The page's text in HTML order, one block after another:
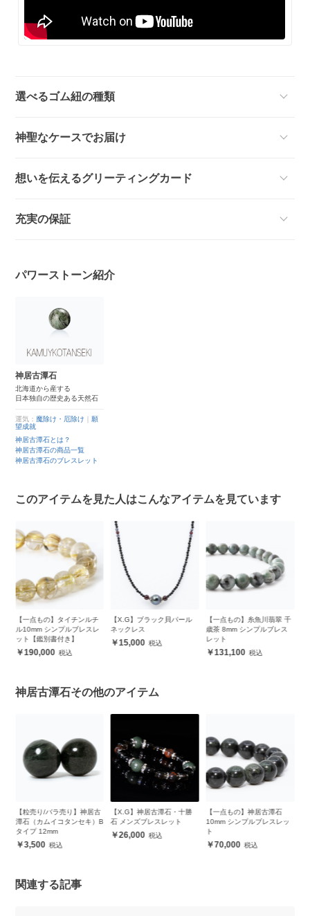
選べるゴム紐の種類
神聖なケースでお届け
想いを伝えるグリーティングカード
充実の保証
パワーストーン紹介
神居古潭石
北海道から産する
日本独自の歴史ある天然石
運気： 魔除け・厄除け
願
望成就
神居古潭石とは？
神居古潭石の商品一覧
神居古潭石のブレスレット
このアイテムを見た人はこんなアイテムを見ています
【一点もの】タイチンルチ
ル10mm シンプルブレスレ
ット【鑑別書付き】
190,000
【X.G】ブラック貝パール
ネックレス
15,000
【一点もの】糸魚川翡翠 千
歳茶 8mm シンプルブレス
レット
131,100
【一
神居古潭石その他のアイテム
【粒売り/バラ売り】神居古
潭石（カムイコタンセキ）B
タイプ 12mm
3,500
【X.G】神居古潭石・十勝
石 メンズブレスレット
26,000
【一点もの】神居古潭石
10mm シンプルブレスレッ
ト
70,000
関連する記事